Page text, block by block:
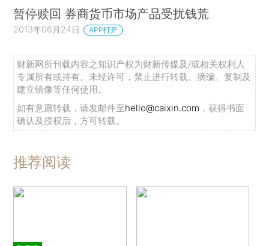
暂停赎回 券商货币市场产品受扰钱荒
2013年06月24日 APP打开
财新网所刊载内容之知识产权为财新传媒及/或相关权利人
专属所有或持有。未经许可，禁止进行转载、摘编、复制及
建立镜像等任何使用。
如有意愿转载，请发邮件至hello@caixin.com ，获得书面
确认及授权后，方可转载。
推荐阅读